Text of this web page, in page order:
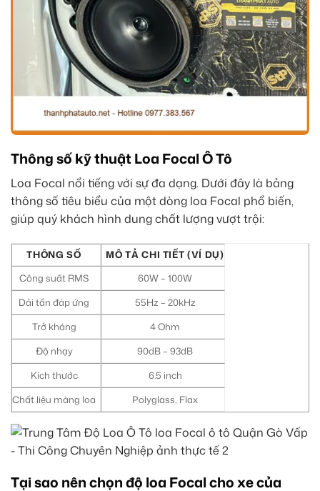
Thông số kỹ thuật Loa Focal Ô Tô
Loa Focal nổi tiếng với sự đa dạng. Dưới đây là bảng
thông số tiêu biểu của một dòng loa Focal phổ biến,
giúp quý khách hình dung chất lượng vượt trội:
THÔNG SỐ
MÔ TẢ CHI TIẾT (VÍ DỤ)
Công suất RMS
60W – 100W
Dải tần đáp ứng
55Hz – 20kHz
Trở kháng
4 Ohm
Độ nhạy
90dB – 93dB
Kích thước
6.5 inch
Chất liệu màng loa
Polyglass, Flax
Tại sao nên chọn độ loa Focal cho xe của